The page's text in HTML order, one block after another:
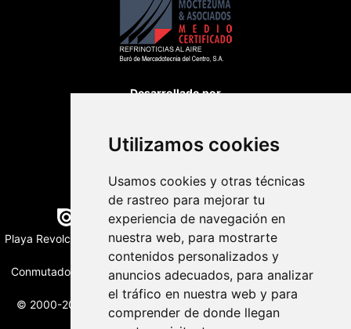
Utilizamos cookies
Usamos cookies y otras técnicas
de rastreo para mejorar tu
experiencia de navegación en
nuestra web, para mostrarte
contenidos personalizados y
anuncios adecuados, para analizar
el tráfico en nuestra web y para
comprender de donde llegan
Desarrollado por
Edición digital con tecnología
Playa Revolcadero 222 Col. Reforma Iztaccihuatl Norte C.P. 08810
CIUDAD DE MEXICO
Conmutador CIUDAD DE MEXICO (+52) 555 740 4476, 555 740
© 2000-2026 BURO DE MERCADOTECNIA DEL CENTRO, S.A.
Todos los derechos reservados